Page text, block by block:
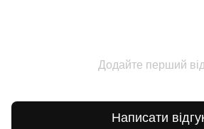
Додайте перший
Написати